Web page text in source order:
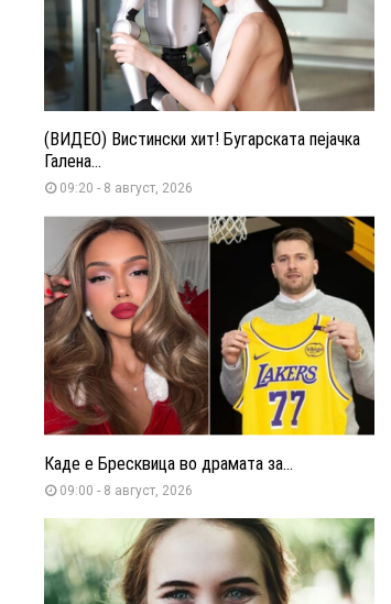
(ВИДЕО) Вистински хит! Бугарската пејачка
Галена...
09:20 - 8 август, 2026
Каде е Бресквица во драмата за...
09:00 - 8 август, 2026